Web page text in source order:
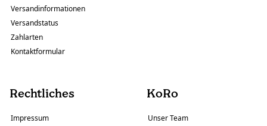
Versandinformationen
Versandstatus
Zahlarten
Kontaktformular
Rechtliches
Impressum
KoRo
Unser Team